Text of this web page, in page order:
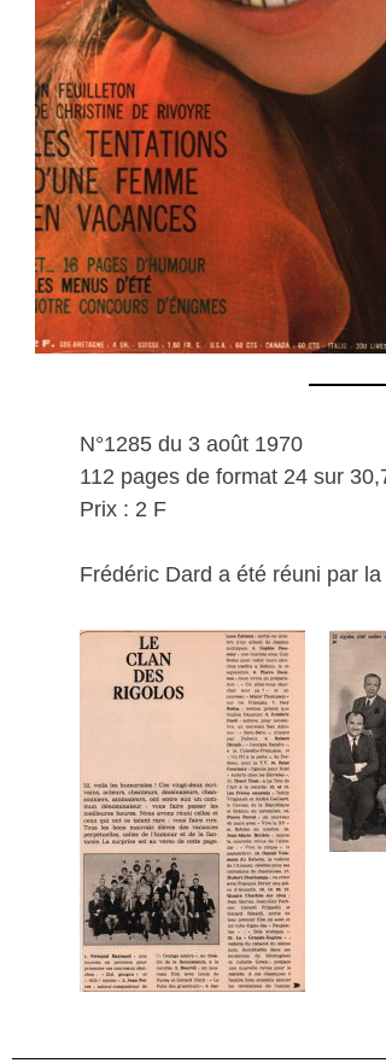
N°1285 du 3 août 1970
112 pages de format 24 sur
Prix : 2 F
Frédéric Dard a été réuni par